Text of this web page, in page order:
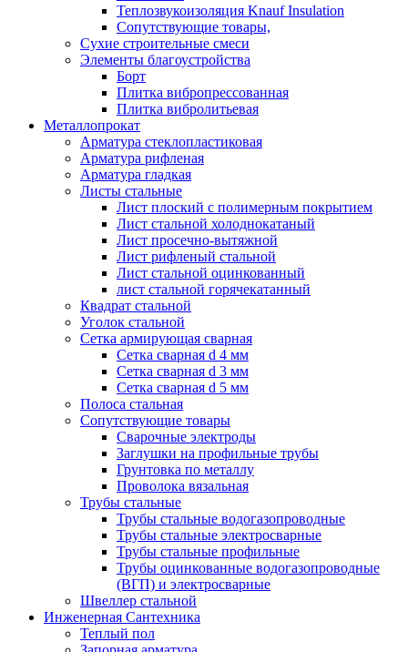
Теплозвукоизоляция Knauf Insulation
Сопутствующие товары,
Сухие строительные смеси
Элементы благоустройства
Борт
Плитка вибропрессованная
Плитка вибролитьевая
Металлопрокат
Арматура стеклопластиковая
Арматура рифленая
Арматура гладкая
Листы стальные
Лист плоский с полимерным покрытием
Лист стальной холоднокатаный
Лист просечно-вытяжной
Лист рифленый стальной
Лист стальной оцинкованный
лист стальной горячекатанный
Квадрат стальной
Уголок стальной
Сетка армирующая сварная
Сетка сварная d 4 мм
Сетка сварная d 3 мм
Сетка сварная d 5 мм
Полоса стальная
Сопутствующие товары
Сварочные электроды
Заглушки на профильные трубы
Грунтовка по металлу
Проволока вязальная
Трубы стальные
Трубы стальные водогазопроводные
Трубы стальные электросварные
Трубы стальные профильные
Трубы оцинкованные водогазопроводные
(ВГП) и электросварные
Швеллер стальной
Инженерная Сантехника
Теплый пол